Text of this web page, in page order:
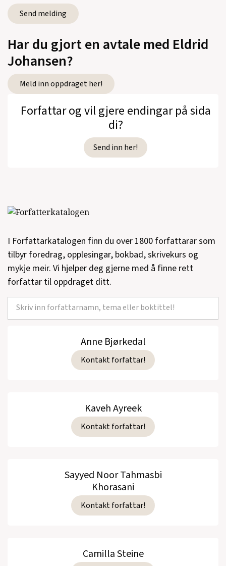
Har du gjort en avtale med Eldrid
Johansen?
Meld inn oppdraget her!
Forfattar og vil gjere endingar på sida
di?
Send inn her!
I Forfattarkatalogen finn du over 1800 forfattarar som
tilbyr foredrag, opplesingar, bokbad, skrivekurs og
mykje meir. Vi hjelper deg gjerne med å finne rett
forfattar til oppdraget ditt.
Anne Bjørkedal
Kontakt forfattar!
Kaveh Ayreek
Kontakt forfattar!
Sayyed Noor Tahmasbi
Khorasani
Kontakt forfattar!
Camilla Steine